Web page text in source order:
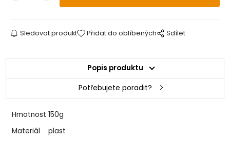
Sledovat produkt Přidat do oblíbených Sdílet
Popis produktu
Potřebujete poradit?
Hmotnost 150g
Materiál
plast